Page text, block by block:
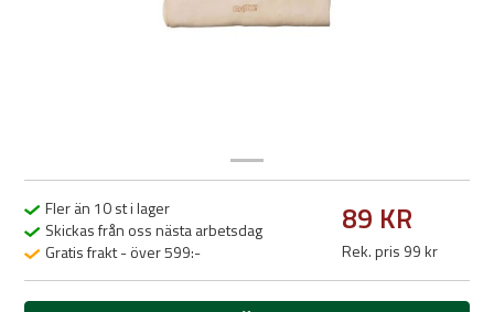
Fler än 10 st i lager
Skickas från oss nästa arbetsdag
Gratis frakt - över 599:-
89 KR
Rek. pris 99 kr